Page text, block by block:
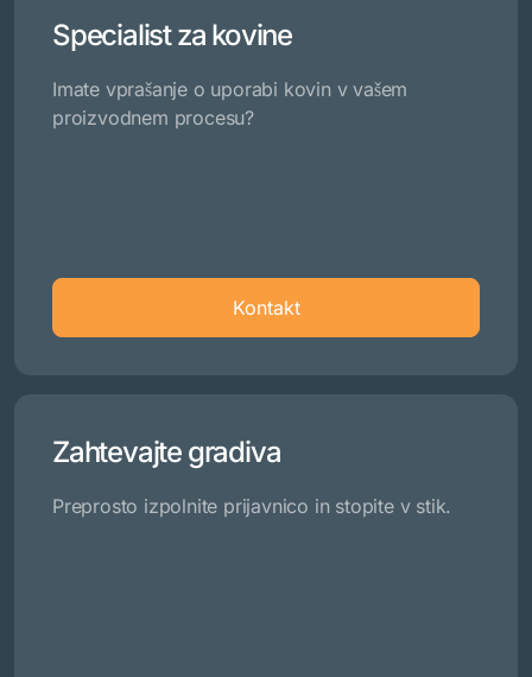
Specialist za kovine
Imate vprašanje o uporabi kovin v vašem
proizvodnem procesu?
Kontakt
Zahtevajte gradiva
Preprosto izpolnite prijavnico in stopite v stik.